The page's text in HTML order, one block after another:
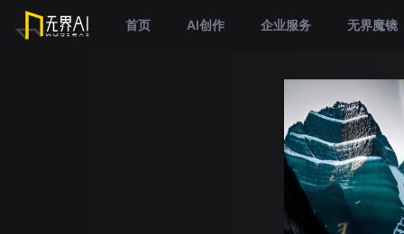
首页 AI创作 企业服务 无界魔镜